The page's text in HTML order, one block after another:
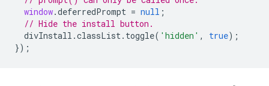
window.deferredPrompt = null ;
// Hide the install button.
divInstall .classList. toggle( 'hidden' , true);
});